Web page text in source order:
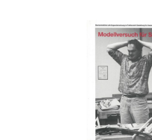
Bildergalerie überspringen